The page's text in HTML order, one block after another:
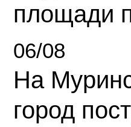
площади
06/08
На
город